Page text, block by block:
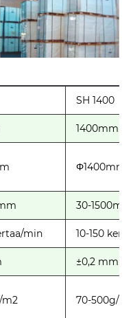
SH 1400
1400mm
Φ1400mm
30-1500mm
min 10-150
±0,2 mm
m2 70-500g/